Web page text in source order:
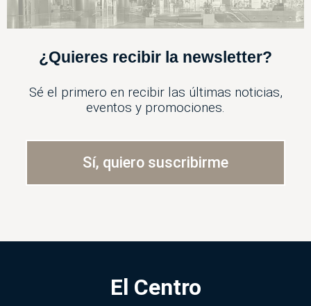
¿Quieres recibir la newsletter?
Sé el primero en recibir las últimas noticias,
eventos y promociones.
Sí, quiero suscribirme
El Centro